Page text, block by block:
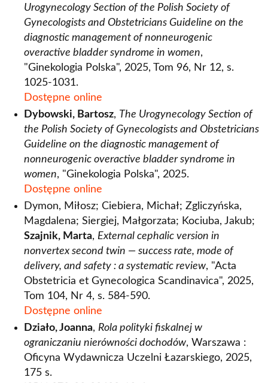
Urogynecology Section of the Polish Society of
Gynecologists and Obstetricians Guideline on the
diagnostic management of nonneurogenic
overactive bladder syndrome in women,
"Ginekologia Polska", 2025, Tom 96, Nr 12, s.
1025-1031.
Dostępne online
Dybowski, Bartosz, The Urogynecology Section of
the Polish Society of Gynecologists and Obstetricians
Guideline on the diagnostic management of
nonneurogenic overactive bladder syndrome in
women, "Ginekologia Polska", 2025.
Dostępne online
Dymon, Miłosz; Ciebiera, Michał; Zgliczyńska,
Magdalena; Siergiej, Małgorzata; Kociuba, Jakub;
Szajnik, Marta, External cephalic version in
nonvertex second twin — success rate, mode of
delivery, and safety : a systematic review, "Acta
Obstetricia et Gynecologica Scandinavica", 2025,
Tom 104, Nr 4, s. 584-590.
Dostępne online
Działo, Joanna, Rola polityki fiskalnej w
ograniczaniu nierówności dochodów, Warszawa :
Oficyna Wydawnicza Uczelni Łazarskiego, 2025,
175 s.